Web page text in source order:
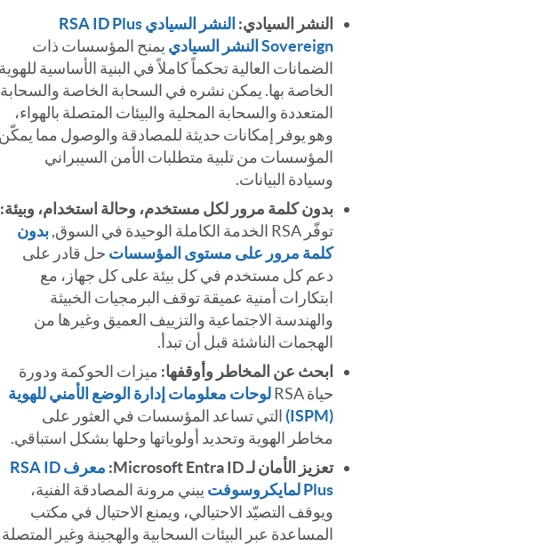
النشر السيادي:
النشر السيادي RSA ID Plus
Sovereign النشر السيادي
يمنح المؤسسات ذات
الضمانات العالية تحكماً كاملاً في البنية الأساسية للهوية
الخاصة بها. يمكن نشره في السحابة الخاصة والسحابة
المتعددة والسحابة المحلية والبيئات المتصلة بالهواء،
وهو يوفر إمكانات حديثة للمصادقة والوصول مما يمكّن
المؤسسات من تلبية متطلبات الأمن السيبراني
وسيادة البيانات.
بدون كلمة مرور لكل مستخدم، وحالة استخدام، وبيئة:
توفّر RSA الخدمة الكاملة الوحيدة في السوق,
بدون
كلمة مرور على مستوى المؤسسات حل قادر على
دعم كل مستخدم في كل بيئة على كل جهاز، مع
ابتكارات أمنية عميقة توقف البرمجيات الخبيثة
والهندسة الاجتماعية والتزييف العميق وغيرها من
الهجمات الناشئة قبل أن تبدأ.
ابحث عن المخاطر وأوقفها: ميزات الحوكمة ودورة
حياة RSA
لوحات معلومات إدارة الوضع الأمني للهوية
(ISPM)
التي تساعد المؤسسات في العثور على
مخاطر الهوية وتحديد أولوياتها وحلها بشكل استباقي.
تعزيز الأمان لـ Microsoft Entra ID:
معرف RSA ID
Plus لمايكروسوفت
يبني مرونة المصادقة الفنية،
ويوقف التصيّد الاحتيالي، ويمنع الاحتيال في مكتب
المساعدة عبر البيئات السحابية والهجينة وغير المتصلة